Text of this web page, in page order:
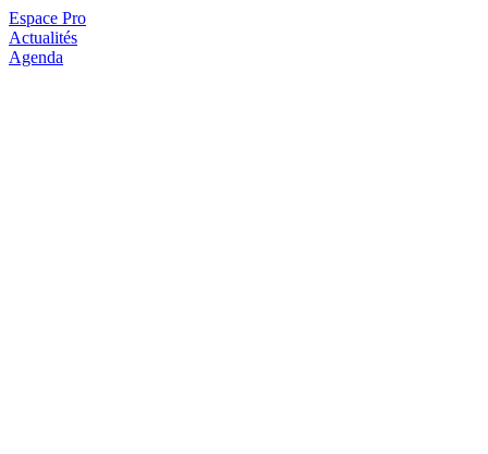
Espace Pro
Actualités
Agenda